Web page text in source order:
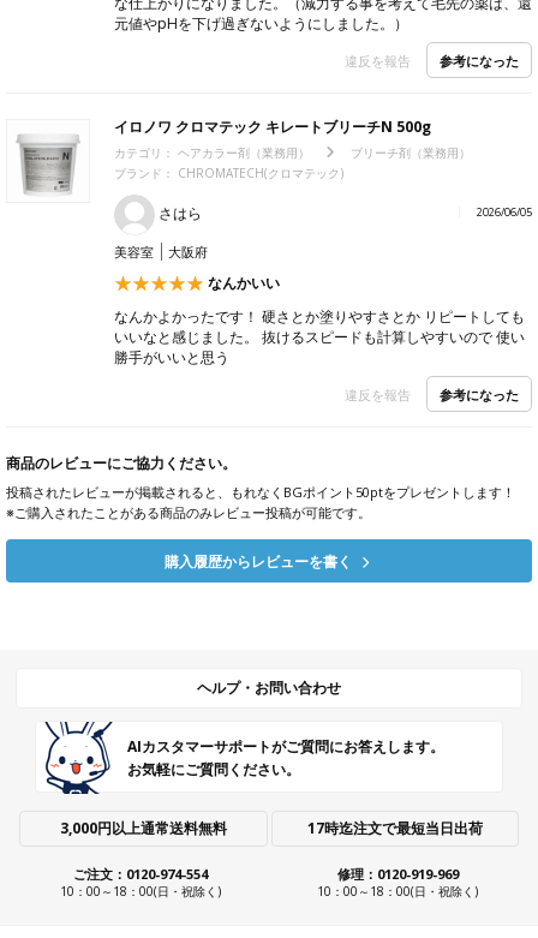
元値やpHを下げ過ぎないようにしました。）
違反を報告 参考になった
イロノワ クロマテック キレートブリーチN 500g
カテゴリ： ヘアカラー剤（業務用）
ブリーチ剤（業務用）
ブランド： CHROMATECH(クロマテック)
さはら 2026/06/05
美容室 大阪府
なんかいい
なんかよかったです！ 硬さとか塗りやすさとか リピートしても
いいなと感じました。 抜けるスピードも計算しやすいので 使い
勝手がいいと思う
違反を報告 参考になった
商品のレビューにご協力ください。
投稿されたレビューが掲載されると、もれなくBGポイント50ptをプレゼントします！
※ご購入されたことがある商品のみレビュー投稿が可能です。
購入履歴からレビューを書く
ヘルプ・お問い合わせ
AIカスタマーサポートがご質問にお答えします。
お気軽にご質問ください。
3,000円以上通常送料無料 17時迄注文で最短当日出荷
ご注文：0120-974-554
10：00～18：00(日・祝除く)
修理：0120-919-969
10：00～18：00(日・祝除く)